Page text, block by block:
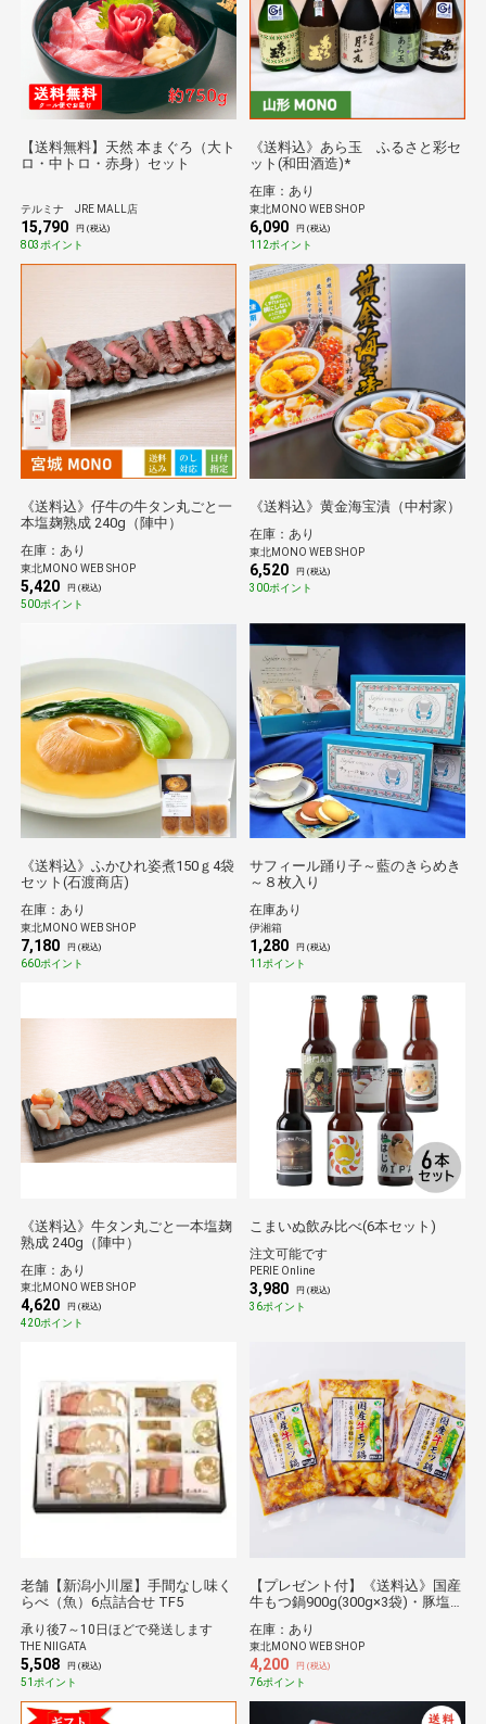
【送料無料】天然 本まぐろ（大ト
ロ・中トロ・赤身）セット
テルミナ JRE MALL店
15,790 円 (税込)
803ポイント
《送料込》あら玉 ふるさと彩セ
ット(和田酒造)*
在庫：あり
東北MONO WEB SHOP
6,090 円 (税込)
112ポイント
《送料込》仔牛の牛タン丸ごと一
本塩麹熟成 240g（陣中）
在庫：あり
東北MONO WEB SHOP
5,420 円 (税込)
500ポイント
《送料込》黄金海宝漬（中村家）
在庫：あり
東北MONO WEB SHOP
6,520 円 (税込)
300ポイント
《送料込》ふかひれ姿煮150ｇ4袋
セット(石渡商店)
在庫：あり
東北MONO WEB SHOP
7,180 円 (税込)
660ポイント
サフィール踊り子～藍のきらめき
～８枚入り
在庫あり
伊湘箱
1,280 円 (税込)
11ポイント
《送料込》牛タン丸ごと一本塩麹
熟成 240g（陣中）
在庫：あり
東北MONO WEB SHOP
4,620 円 (税込)
420ポイント
こまいぬ飲み比べ(6本セット)
注文可能です
PERIE Online
3,980 円 (税込)
36ポイント
老舗【新潟小川屋】手間なし味く
らべ（魚）6点詰合せ TF5
承り後7～10日ほどで発送します
THE NIIGATA
5,508 円 (税込)
51ポイント
【プレゼント付】《送料込》国産
牛もつ鍋900g(300g×3袋)・豚塩ホ
在庫：あり
東北MONO WEB SHOP
4,200 円 (税込)
76ポイント